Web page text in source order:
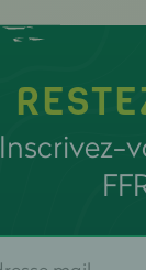
Inscrivez-